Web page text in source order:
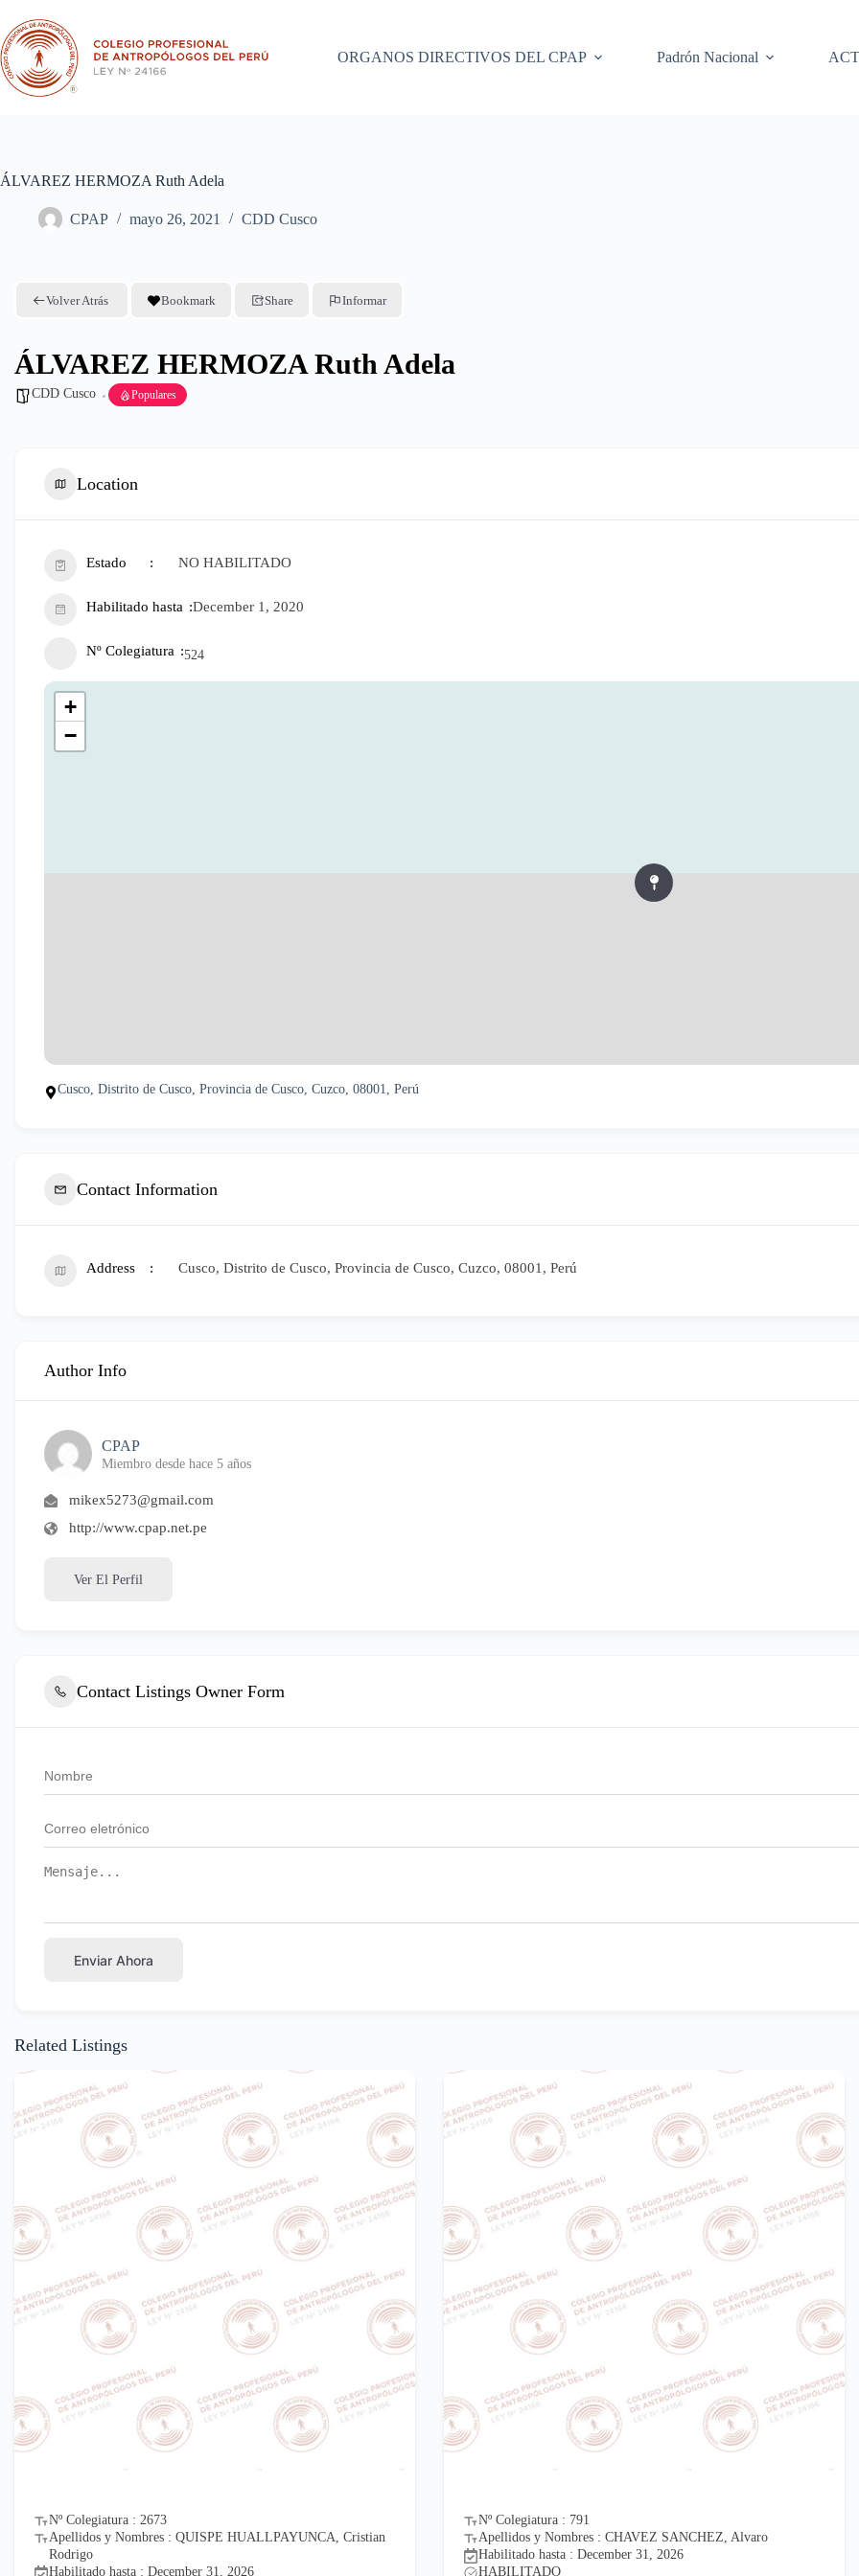
contenido
ORGANOS DIRECTIVOS DEL CPAP
Padrón Nacional
ÁLVAREZ HERMOZA Ruth Adela
CPAP mayo 26, 2021 CDD Cusco
Volver Atrás Bookmark Share Informar
ÁLVAREZ HERMOZA Ruth Adela
CDD Cusco Populares
Location
Estado NO HABILITADO
Habilitado hasta December 1, 2020
Nº Colegiatura 524
+
−
Cusco, Distrito de Cusco, Provincia de Cusco, Cuzco, 08001, Perú
Contact Information
Address Cusco, Distrito de Cusco, Provincia de Cusco, Cuzco, 08001, Perú
Author Info
CPAP
Miembro desde hace 5 años
mikex5273@gmail.com
http://www.cpap.net.pe
Ver El Perfil
Contact Listings Owner Form
Enviar Ahora
Related Listings
Nº Colegiatura : 2673
Apellidos y Nombres : QUISPE HUALLPAYUNCA, Cristian
Rodrigo
Habilitado hasta : December 31, 2026
Nº Colegiatura : 791
Apellidos y Nombres : CHAVEZ SANCHEZ, Alvaro
Habilitado hasta : December 31, 2026
HABILITADO